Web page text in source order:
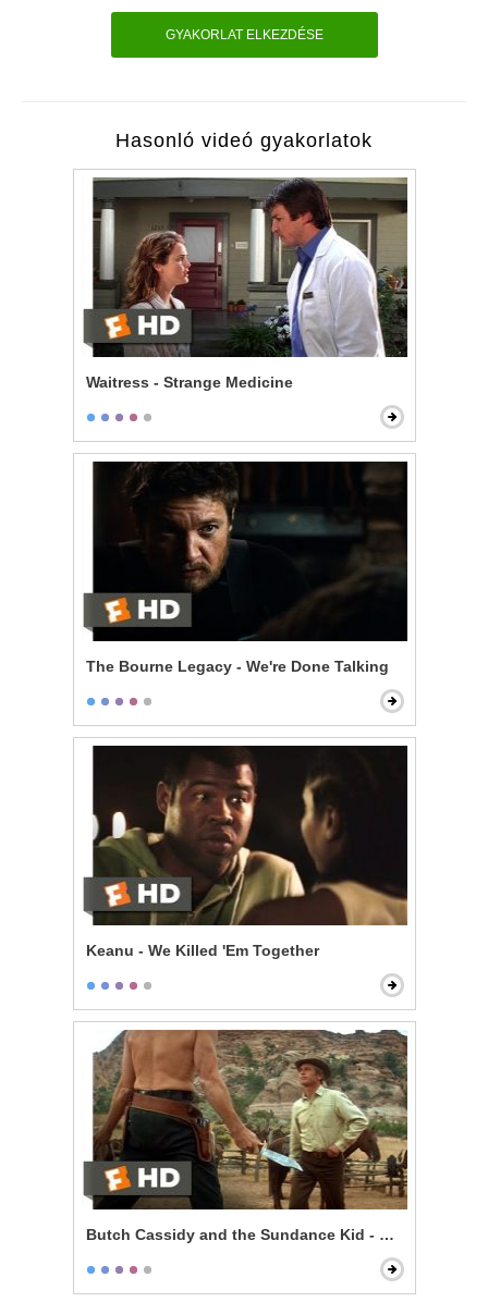
GYAKORLAT ELKEZDÉSE
Hasonló videó gyakorlatok
Waitress - Strange Medicine
The Bourne Legacy - We're Done Talking
Keanu - We Killed 'Em Together
Butch Cassidy and the Sundance Kid - Knife Fight